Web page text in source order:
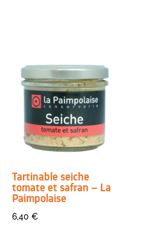
Tartinable seiche
tomate et safran – La
Paimpolaise
6,40€